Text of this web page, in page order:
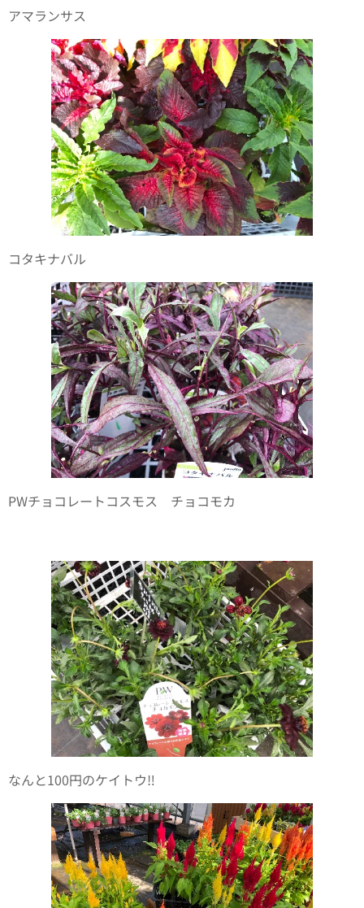
アマランサス
コタキナバル
PWチョコレートコスモス チョコモカ
なんと100円のケイトウ‼️